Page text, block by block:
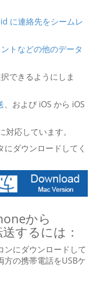
に連絡先をシームレ
トなどの他のデータ
できるようにしま
、および iOS から iOS
応しています。
ダウンロードしてく
から
するには：
ンにダウンロードして
方の携帯電話をUSBケ